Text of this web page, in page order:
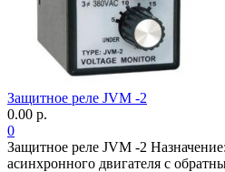
Защитное реле JVM -2
0.00 р.
0
Защитное реле JVM -2
асинхронного двигателя с